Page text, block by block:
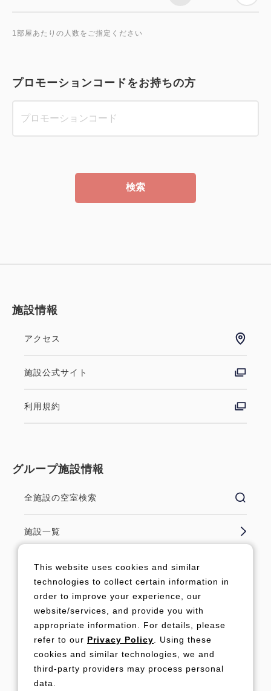
1部屋あたりの人数をご指定ください
プロモーションコードをお持ちの方
検索
施設情報
アクセス
施設公式サイト
利用規約
グループ施設情報
全施設の空室検索
施設一覧
グループ公式サイト
法人ログイン
キャンペーンログイン
This website uses cookies and similar
technologies to collect certain information in
order to improve your experience, our
website/services, and provide you with
appropriate information. For details, please
refer to our Privacy Policy . Using these
cookies and similar technologies, we and
third-party providers may process personal
data.